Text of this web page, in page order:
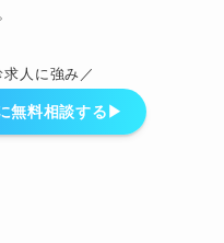
人に強み／
無料相談する▶︎